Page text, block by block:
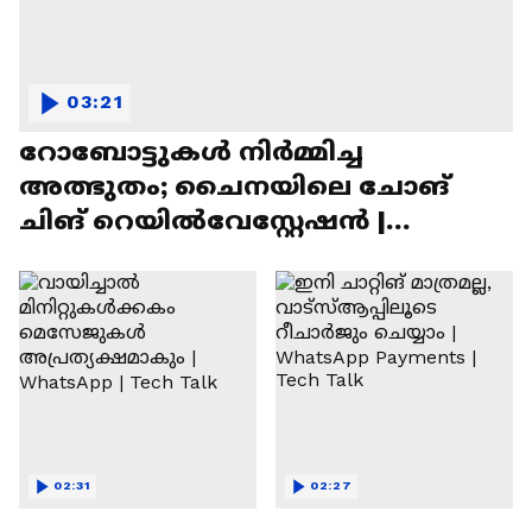
റോബോട്ടുകൾ നിർമ്മിച്ച
അത്ഭുതം; ചൈനയിലെ ചോങ്
ചിങ് റെയിൽവേസ്റ്റേഷൻ |
03:21
02:31 02:27